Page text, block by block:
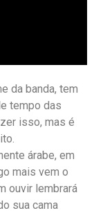
da banda, tem
tempo das
isso, mas é
árabe, em
mais vem o
ouvir lembrará
sua cama